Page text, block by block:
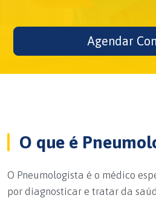
Agendar
O que é
O Pneumologista é o médico
por diagnosticar e tratar da